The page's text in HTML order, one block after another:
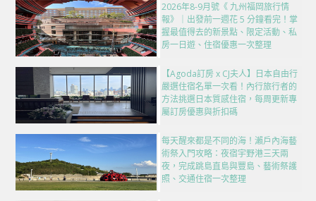
2026年8-9月號《 九州福岡旅行情
報》｜出發前一週花 5 分鐘看完！掌
握最值得去的新景點、限定活動、私
房一日遊、住宿優惠一次整理
【Agoda訂房 x CJ夫人】日本自由行
嚴選住宿名單一次看！內行旅行者的
方法挑選日本質感住宿，每周更新專
屬訂房優惠與折扣碼
每天醒來都是不同的海！瀨戶內海藝
術祭入門攻略：夜宿宇野港三天兩
夜，完成跳島直島與豐島、藝術祭護
照、交通住宿一次整理